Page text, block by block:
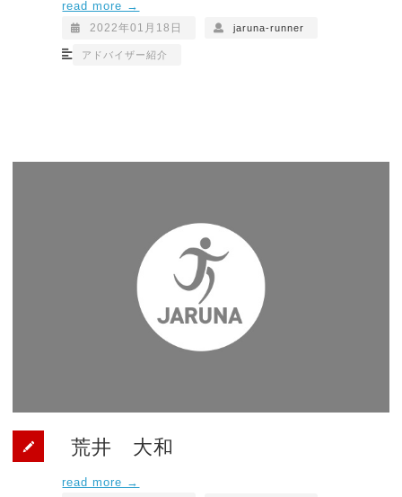
read more →
2022年01月18日 jaruna-runner
アドバイザー紹介
荒井 大和
read more →